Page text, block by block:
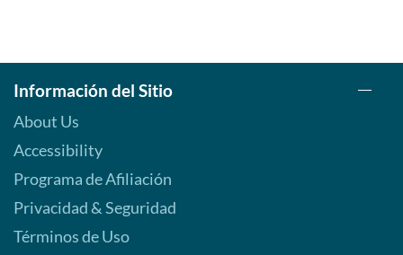
Información del Sitio
About Us
Accessibility
Programa de Afiliación
Privacidad & Seguridad
Términos de Uso